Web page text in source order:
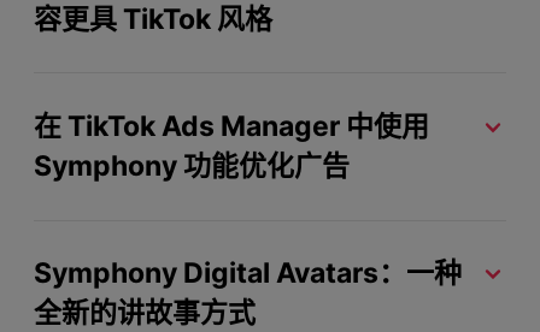
容更具 TikTok 风格
在 TikTok Ads Manager 中使用
Symphony 功能优化广告
Symphony Digital Avatars：一种
全新的讲故事方式